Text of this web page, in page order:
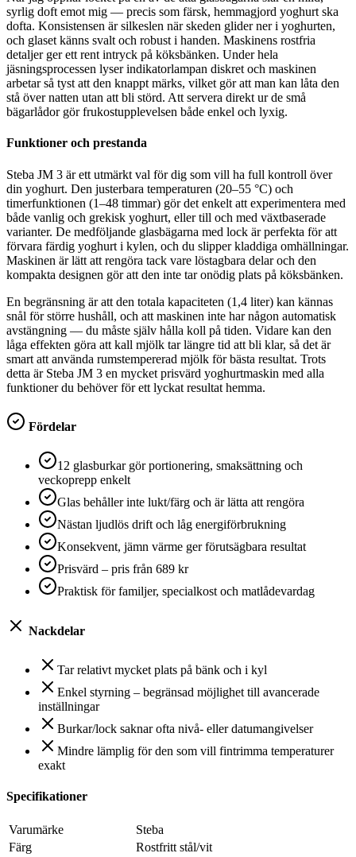
syrlig doft emot mig — precis som färsk, hemmagjord yoghurt ska
dofta. Konsistensen är silkeslen när skeden glider ner i yoghurten,
och glaset känns svalt och robust i handen. Maskinens rostfria
detaljer ger ett rent intryck på köksbänken. Under hela
jäsningsprocessen lyser indikatorlampan diskret och maskinen
arbetar så tyst att den knappt märks, vilket gör att man kan låta den
stå över natten utan att bli störd. Att servera direkt ur de små
bägarlådor gör frukostupplevelsen både enkel och lyxig.
Funktioner och prestanda
Steba JM 3 är ett utmärkt val för dig som vill ha full kontroll över
din yoghurt. Den justerbara temperaturen (20–55 °C) och
timerfunktionen (1–48 timmar) gör det enkelt att experimentera med
både vanlig och grekisk yoghurt, eller till och med växtbaserade
varianter. De medföljande glasbägarna med lock är perfekta för att
förvara färdig yoghurt i kylen, och du slipper kladdiga omhällningar.
Maskinen är lätt att rengöra tack vare löstagbara delar och den
kompakta designen gör att den inte tar onödig plats på köksbänken.
En begränsning är att den totala kapaciteten (1,4 liter) kan kännas
snål för större hushåll, och att maskinen inte har någon automatisk
avstängning — du måste själv hålla koll på tiden. Vidare kan den
låga effekten göra att kall mjölk tar längre tid att bli klar, så det är
smart att använda rumstempererad mjölk för bästa resultat. Trots
detta är Steba JM 3 en mycket prisvärd yoghurtmaskin med alla
funktioner du behöver för ett lyckat resultat hemma.
Fördelar
12 glasburkar gör portionering, smaksättning och
veckoprepp enkelt
Glas behåller inte lukt/färg och är lätta att rengöra
Nästan ljudlös drift och låg energiförbrukning
Konsekvent, jämn värme ger förutsägbara resultat
Prisvärd – pris från 689 kr
Praktisk för familjer, specialkost och matlådevardag
Nackdelar
Tar relativt mycket plats på bänk och i kyl
Enkel styrning – begränsad möjlighet till avancerade
inställningar
Burkar/lock saknar ofta nivå- eller datumangivelser
Mindre lämplig för den som vill fintrimma temperaturer
exakt
Specifikationer
Varumärke
‎Steba
Färg
‎Rostfritt stål/vit